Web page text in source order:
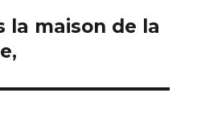
la maison de la